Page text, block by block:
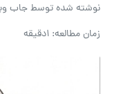
نوشته شده توسطجاب
زمان مطالعه: 1دقیقه